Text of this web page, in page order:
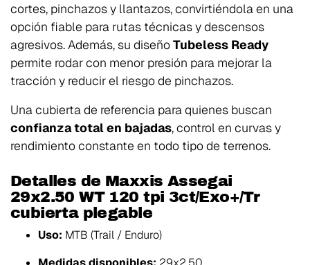
cortes, pinchazos y llantazos, convirtiéndola en una
opción fiable para rutas técnicas y descensos
agresivos. Además, su diseñoTubeless Ready
permite rodar con menor presión para mejorar la
tracción y reducir el riesgo de pinchazos.
Una cubierta de referencia para quienes buscan
confianza total en bajadas, control en curvas y
rendimiento constante en todo tipo de terrenos.
Detalles de Maxxis Assegai
29x2.50 WT 120 tpi 3ct/Exo+/Tr
cubierta plegable
Uso: MTB (Trail / Enduro)